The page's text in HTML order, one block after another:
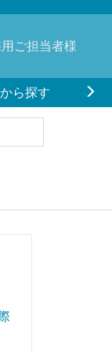
ご担当者様
ら探す